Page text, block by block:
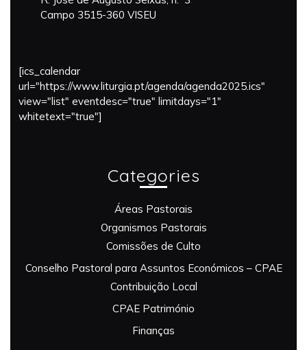
Campo 3515-360 VISEU
[ics_calendar
url="https://www.liturgia.pt/agenda/agenda2025.ics"
view="list" eventdesc="true" limitdays="1"
whitetext="true"]
Categories
Áreas Pastorais
Organismos Pastorais
Comissões de Culto
Conselho Pastoral para Assuntos Económicos – CPAE
Contribuição Local
CPAE Património
Finanças